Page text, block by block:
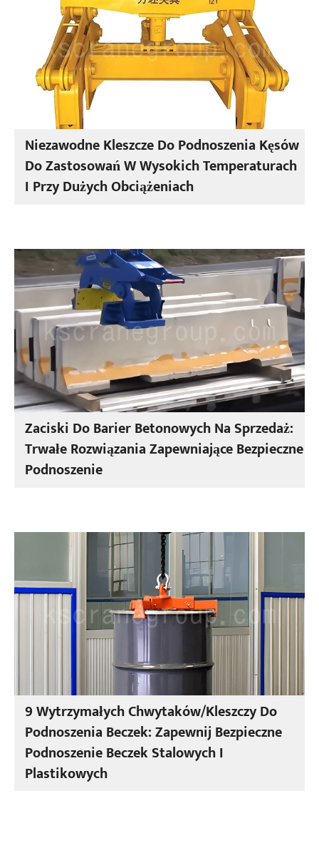
Niezawodne Kleszcze Do Podnoszenia Kęsów
Do Zastosowań W Wysokich Temperaturach
I Przy Dużych Obciążeniach
Zaciski Do Barier Betonowych Na Sprzedaż:
Trwałe Rozwiązania Zapewniające Bezpieczne
Podnoszenie
9 Wytrzymałych Chwytaków/kleszczy Do
Podnoszenia Beczek: Zapewnij Bezpieczne
Podnoszenie Beczek Stalowych I
Plastikowych